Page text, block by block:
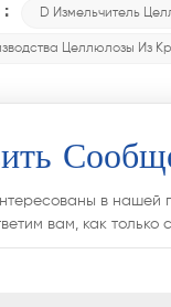
D Измельчитель
Целлюлозы Из
в нашей
вам, как только